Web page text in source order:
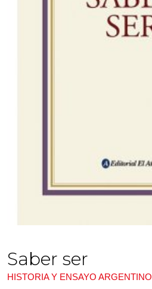
Saber ser
HISTORIA Y ENSAYO ARGENTINO